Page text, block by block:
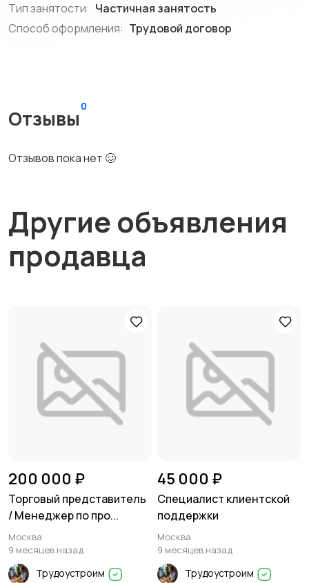
Тип занятости: Частичная занятость
Способ оформления: Трудовой договор
Отзывы
0
Отзывов пока нет 🥴
Другие объявления
продавца
200 000 ₽
Торговый представитель
/ Менеджер по про...
Москва
9 месяцев назад
Трудоустроим
45 000 ₽
Специалист клиентской
поддержки
Москва
9 месяцев назад
Трудоустроим